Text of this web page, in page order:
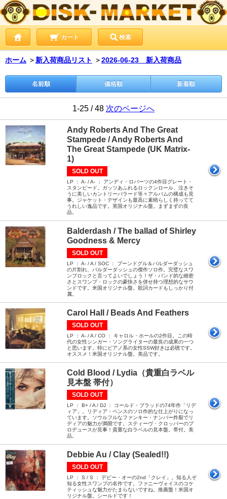
カート 検索
ホーム ＞ 新入荷商品リスト ＞2026-06-23 新入荷商品
名前順 価格順 新着順
1-25 / 48 次のページへ
Andy Roberts And The Great
Stampede / Andy Roberts And
The Great Stampede (UK Matrix-
1)
SOLD OUT
LP ： A- / A- ： アンディ・ロバーツの4作目グレート・
スタンピード。ガッツあふれるロックンロール、泣きそ
うに美しいカントリーバラード等々アルバムの構成も見
事。ジャケット・デザインも最高に素晴らしく持ってて
うれしい逸品です。英国オリジナル盤。まずまずの良
品。
Balderdash / The ballad of Shirley
Goodness & Mercy
SOLD OUT
LP ： A- / A / SOC ： ブーンドグル＆バルダーダッシュ
の片割れ、バルダーダッシュの傑作ソロ作。完璧なスワ
ンプロックと言ってよいでしょう！ザ・バンド的な緻密
さとスワンプ・ロックの豪快さを併せ持つ理想的なサウ
ンドです。米国オリジナル盤。歌詞カードもしっかり付
属。
Carol Hall / Beads And Feathers
SOLD OUT
LP ： A- / A / CO ： キャロル・ホールの2作目。この時
代の女性シンガー・ソングライターの最良の成果の一つ
と思います。特にピアノ系の女性SSW好きは必聴です。
オススメ！米国オリジナル盤。美品です。
Cold Blood / Lydia（貴重白ラベル
見本盤 帯付）
SOLD OUT
LP ： B+ / A / DJ ： コールド・ブラッドの74年作「リデ
ィア」。リディア・ペンスのソロ作的な仕上がりになっ
ています。ソウルフルなファンキー・ナンバー炸裂でリ
ディアの魅力が満開です。スティーヴ・クロッパーのプ
ロデュースが見事！貴重な白ラベルの見本盤。帯付。美
品。
Debbie Au / Clay (Sealed!!)
SOLD OUT
LP ： S / S ： デビー・オーの2nd「クレイ」。知る人ぞ
知る女性スワンプの名作です。ファニーヴォイスのコケ
ティッシュな魅力がたまらないですね。推薦盤！米国オ
リジナル盤。シールドです！